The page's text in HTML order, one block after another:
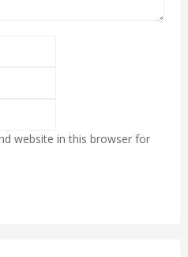
website in this browser for